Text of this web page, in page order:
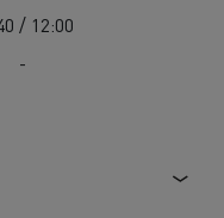
/ 12:00
-